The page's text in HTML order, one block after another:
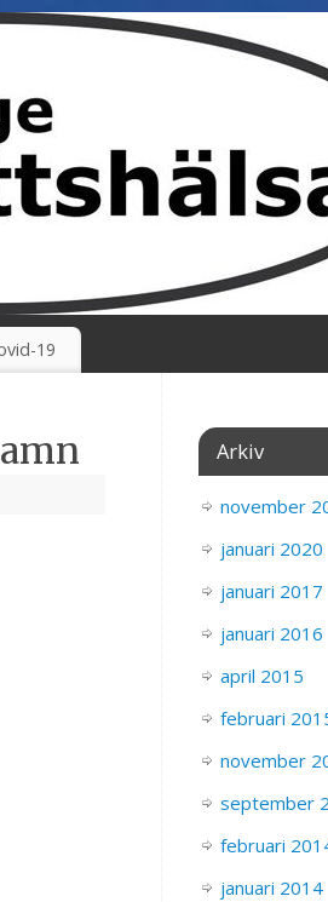
19
Arkiv
november
januari 2020
januari 2017
januari 2016
april 2015
februari
november
september
februari
januari 2014